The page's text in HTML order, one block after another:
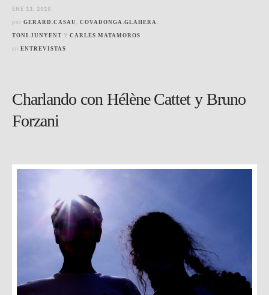
ENE 11, 2010
por GERARD.CASAU , COVADONGA.GLAHERA ,
TONI.JUNYENT Y CARLES.MATAMOROS
en ENTREVISTAS
Charlando con Hélène Cattet y Bruno
Forzani